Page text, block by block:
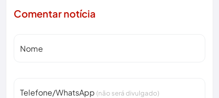
Comentar notícia
Nome
Telefone/WhatsApp (não será divulgado)